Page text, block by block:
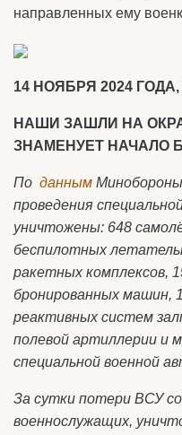
направленных ему
14 НОЯБРЯ 2024
НАШИ ЗАШЛИ НА
ЗНАМЕНУЕТ НАЧАЛО
По данным
проведения
уничтожены: 648
беспилотных
ракетных комплексов,
бронированных машин,
реактивных систем
полевой артиллерии и
специальной военной
За сутки потери ВСУ
военнослужащих,